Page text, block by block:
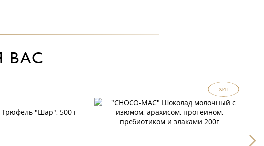
ВАС
ХИТ